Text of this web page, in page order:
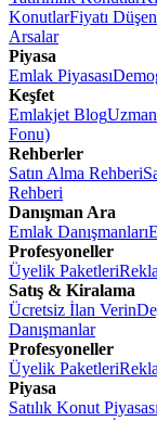
KonutlarFiyatı
Arsalar
Piyasa
Emlak Piyasası
Keşfet
Emlakjet Blog
Fonu)
Rehberler
Satın Alma Rehberi
Rehberi
Danışman Ara
Emlak Danışmanları
Profesyoneller
Üyelik Paketleri
Satış & Kiralama
Ücretsiz İlan Verin
Danışmanlar
Profesyoneller
Üyelik Paketleri
Piyasa
Satılık Konut Piyasası